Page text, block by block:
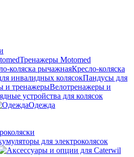
Тренажеры Motomed
Кресло-коляска
Пандусы для
Велотренажеры и
Одежда
для электроколясок